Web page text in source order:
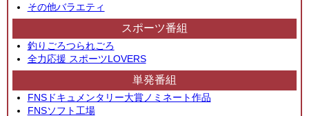
その他バラエティ
スポーツ番組
釣りごろつられごろ
全力応援 スポーツLOVERS
単発番組
FNSドキュメンタリー大賞ノミネート作品
FNSソフト工場